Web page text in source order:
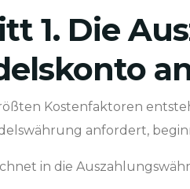
1. Die
Kostenfaktoren
anfordert,
in die